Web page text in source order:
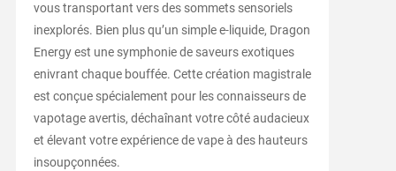
vous transportant vers des sommets sensoriels
inexplorés. Bien plus qu’un simple e-liquide, Dragon
Energy est une symphonie de saveurs exotiques
enivrant chaque bouffée. Cette création magistrale
est conçue spécialement pour les connaisseurs de
vapotage avertis, déchaînant votre côté audacieux
et élevant votre expérience de vape à des hauteurs
insoupçonnées.